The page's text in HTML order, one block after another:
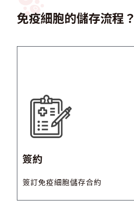
免疫細胞的儲存流程？
簽約
簽訂免疫細胞儲存合約